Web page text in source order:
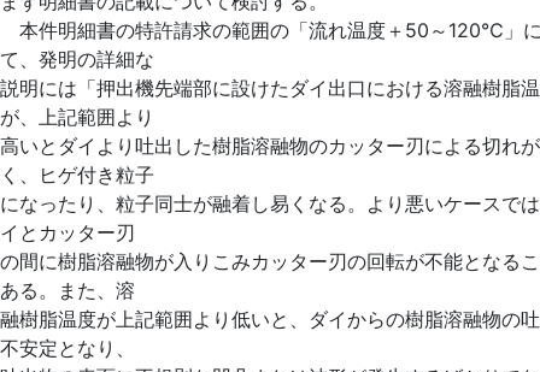
本件明細書の特許請求の範囲の「流れ温度＋50～120℃」
て、発明の詳細な
説明には「押出機先端部に設けたダイ出口における溶融樹脂
が、上記範囲より
高いとダイより吐出した樹脂溶融物のカッター刃による切れ
く、ヒゲ付き粒子
になったり、粒子同士が融着し易くなる。より悪いケースで
イとカッター刃
の間に樹脂溶融物が入りこみカッター刃の回転が不能となる
ある。また、溶
融樹脂温度が上記範囲より低いと、ダイからの樹脂溶融物の
不安定となり、